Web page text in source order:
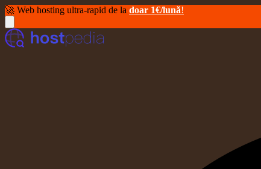
🚀 Web hosting ultra-rapid de la doar 1€/lună!